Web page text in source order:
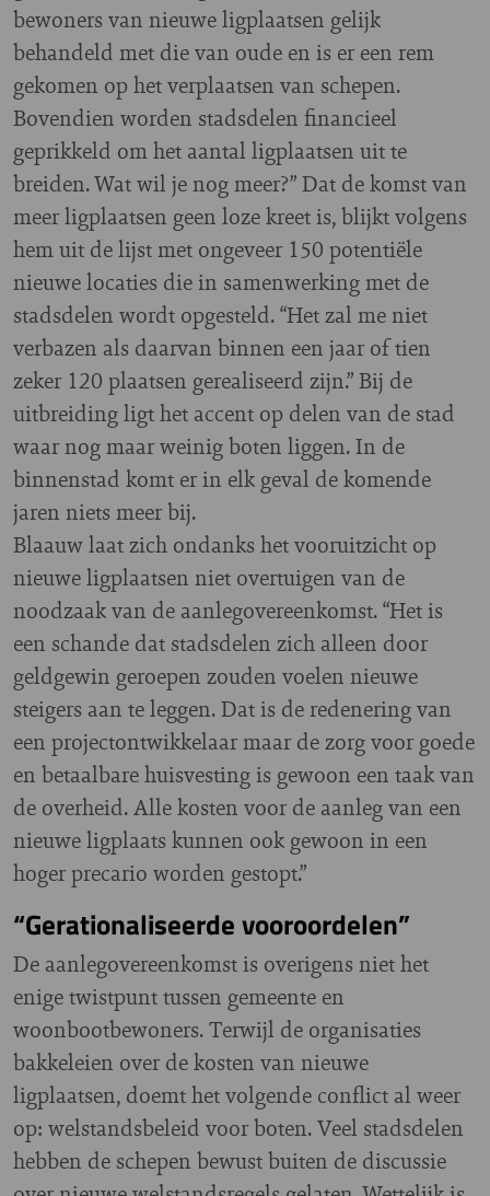
bewoners van nieuwe ligplaatsen gelijk
behandeld met die van oude en is er een rem
gekomen op het verplaatsen van schepen.
Bovendien worden stadsdelen financieel
geprikkeld om het aantal ligplaatsen uit te
breiden. Wat wil je nog meer?” Dat de komst van
meer ligplaatsen geen loze kreet is, blijkt volgens
hem uit de lijst met ongeveer 150 potentiële
nieuwe locaties die in samenwerking met de
stadsdelen wordt opgesteld. “Het zal me niet
verbazen als daarvan binnen een jaar of tien
zeker 120 plaatsen gerealiseerd zijn.” Bij de
uitbreiding ligt het accent op delen van de stad
waar nog maar weinig boten liggen. In de
binnenstad komt er in elk geval de komende
jaren niets meer bij.
Blaauw laat zich ondanks het vooruitzicht op
nieuwe ligplaatsen niet overtuigen van de
noodzaak van de aanlegovereenkomst. “Het is
een schande dat stadsdelen zich alleen door
geldgewin geroepen zouden voelen nieuwe
steigers aan te leggen. Dat is de redenering van
een projectontwikkelaar maar de zorg voor goede
en betaalbare huisvesting is gewoon een taak van
de overheid. Alle kosten voor de aanleg van een
nieuwe ligplaats kunnen ook gewoon in een
hoger precario worden gestopt.”
“Gerationaliseerde vooroordelen”
De aanlegovereenkomst is overigens niet het
enige twistpunt tussen gemeente en
woonbootbewoners. Terwijl de organisaties
bakkeleien over de kosten van nieuwe
ligplaatsen, doemt het volgende conflict al weer
op: welstandsbeleid voor boten. Veel stadsdelen
hebben de schepen bewust buiten de discussie